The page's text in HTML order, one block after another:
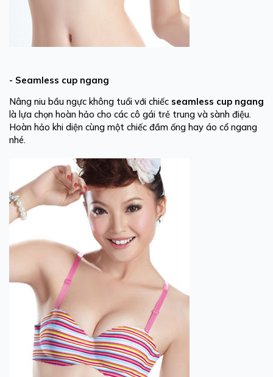
- Seamless cup ngang
Nâng niu bầu ngực không tuổi với chiếc seamless cup ngang
là lựa chọn hoàn hảo cho các cô gái trẻ trung và sành điệu.
Hoàn hảo khi diện cùng một chiếc đầm ống hay áo cổ ngang
nhé.